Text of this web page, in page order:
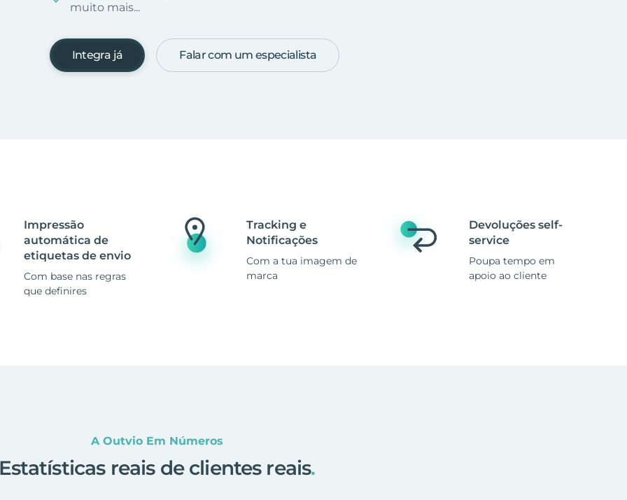
muito mais...
Integra já Falar com um especialista
Impressão
automática de
etiquetas de envio
Com base nas regras
que definires
Tracking e
Notificações
Com a tua imagem de
marca
Devoluções self-
service
Poupa tempo em
apoio ao cliente
A Outvio Em Números
reais de clientes reais.